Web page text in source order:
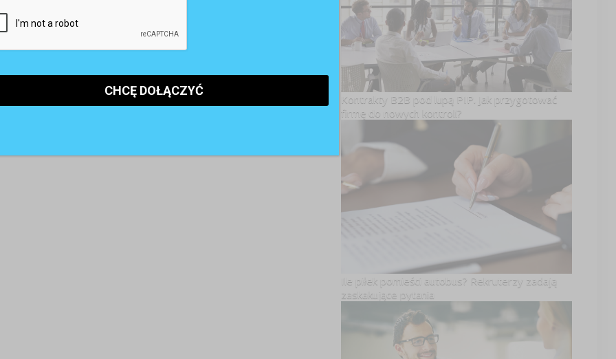
Kontrakty B2B pod lupą PIP. Jak przygotować
firmę do nowych kontroli?
Ile piłek pomieści autobus? Rekruterzy zadają
zaskakujące pytania